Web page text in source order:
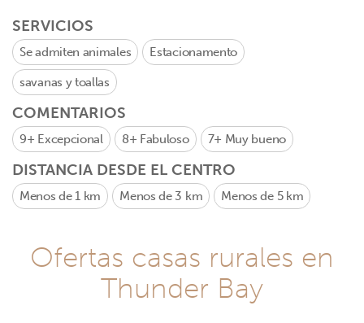
SERVICIOS
Se admiten animales Estacionamento
savanas y toallas
COMENTARIOS
9+ Excepcional 8+ Fabuloso 7+ Muy bueno
DISTANCIA DESDE EL CENTRO
Menos de 1 km Menos de 3 km Menos de 5 km
Ofertas casas rurales en
Thunder Bay